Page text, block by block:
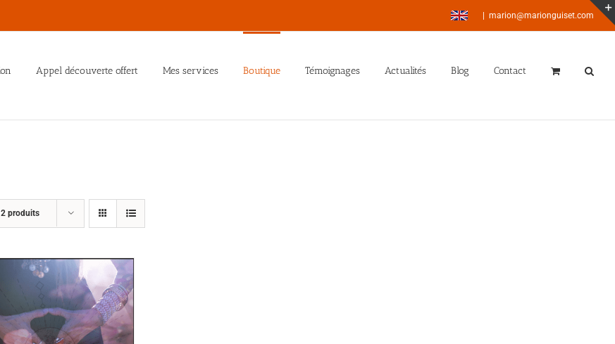
marion@marionguiset.com
Appel découverte offert Mes services Boutique Témoignages Actualités Blog Contact
produits